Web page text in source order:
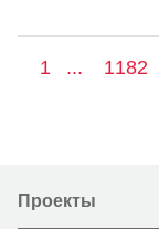
1 ... 1182
Проекты